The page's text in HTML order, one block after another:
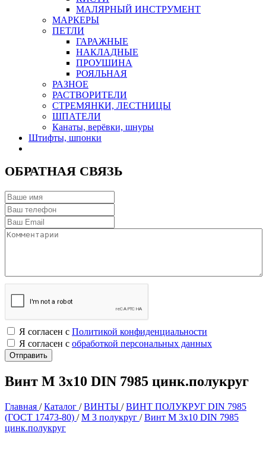
МАЛЯРНЫЙ ИНСТРУМЕНТ
МАРКЕРЫ
ПЕТЛИ
ГАРАЖНЫЕ
НАКЛАДНЫЕ
ПРОУШИНА
РОЯЛЬНАЯ
РАЗНОЕ
РАСТВОРИТЕЛИ
СТРЕМЯНКИ, ЛЕСТНИЦЫ
ШПАТЕЛИ
Канаты, верёвки, шнуры
Штифты, шпонки
ОБРАТНАЯ СВЯЗЬ
Я согласен с Политикой конфиденциальности
Я согласен с обработкой персональных данных
Винт М 3х10 DIN 7985 цинк.полукруг
Главная /Каталог /ВИНТЫ /ВИНТ ПОЛУКРУГ DIN 7985
(ГОСТ 17473-80) /М 3 полукруг /Винт М 3х10 DIN 7985
цинк.полукруг